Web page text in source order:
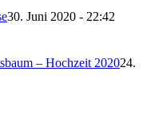
30. Juni 2020 - 22:42
– Hochzeit 202024.